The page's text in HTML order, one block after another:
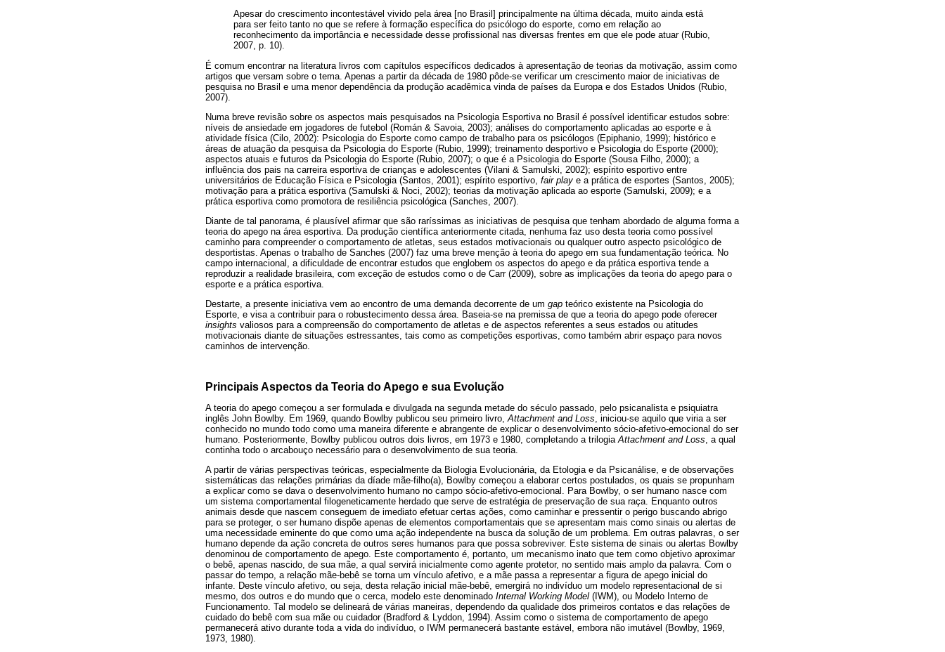
Apesar do crescimento incontestável vivido pela área [no Brasil] principalmente na última década, muito ainda está
para ser feito tanto no que se refere à formação específica do psicólogo do esporte, como em relação ao
reconhecimento da importância e necessidade desse profissional nas diversas frentes em que ele pode atuar (Rubio,
2007, p. 10).
É comum encontrar na literatura livros com capítulos específicos dedicados à apresentação de teorias da motivação, assim como
artigos que versam sobre o tema. Apenas a partir da década de 1980 pôde-se verificar um crescimento maior de iniciativas de
pesquisa no Brasil e uma menor dependência da produção acadêmica vinda de países da Europa e dos Estados Unidos (Rubio,
2007).
Numa breve revisão sobre os aspectos mais pesquisados na Psicologia Esportiva no Brasil é possível identificar estudos sobre:
níveis de ansiedade em jogadores de futebol (Román & Savoia, 2003); análises do comportamento aplicadas ao esporte e à
atividade física (Cilo, 2002): Psicologia do Esporte como campo de trabalho para os psicólogos (Epiphanio, 1999); histórico e
áreas de atuação da pesquisa da Psicologia do Esporte (Rubio, 1999); treinamento desportivo e Psicologia do Esporte (2000);
aspectos atuais e futuros da Psicologia do Esporte (Rubio, 2007); o que é a Psicologia do Esporte (Sousa Filho, 2000); a
influência dos pais na carreira esportiva de crianças e adolescentes (Vilani & Samulski, 2002); espírito esportivo entre
universitários de Educação Física e Psicologia (Santos, 2001); espírito esportivo, fair play e a prática de esportes (Santos, 2005);
motivação para a prática esportiva (Samulski & Noci, 2002); teorias da motivação aplicada ao esporte (Samulski, 2009); e a
prática esportiva como promotora de resiliência psicológica (Sanches, 2007).
Diante de tal panorama, é plausível afirmar que são raríssimas as iniciativas de pesquisa que tenham abordado de alguma forma a
teoria do apego na área esportiva. Da produção científica anteriormente citada, nenhuma faz uso desta teoria como possível
caminho para compreender o comportamento de atletas, seus estados motivacionais ou qualquer outro aspecto psicológico de
desportistas. Apenas o trabalho de Sanches (2007) faz uma breve menção à teoria do apego em sua fundamentação teórica. No
campo internacional, a dificuldade de encontrar estudos que englobem os aspectos do apego e da prática esportiva tende a
reproduzir a realidade brasileira, com exceção de estudos como o de Carr (2009), sobre as implicações da teoria do apego para o
esporte e a prática esportiva.
Destarte, a presente iniciativa vem ao encontro de uma demanda decorrente de um gap teórico existente na Psicologia do
Esporte, e visa a contribuir para o robustecimento dessa área. Baseia-se na premissa de que a teoria do apego pode oferecer
insights valiosos para a compreensão do comportamento de atletas e de aspectos referentes a seus estados ou atitudes
motivacionais diante de situações estressantes, tais como as competições esportivas, como também abrir espaço para novos
caminhos de intervenção.
Principais Aspectos da Teoria do Apego e sua Evolução
A teoria do apego começou a ser formulada e divulgada na segunda metade do século passado, pelo psicanalista e psiquiatra
inglês John Bowlby. Em 1969, quando Bowlby publicou seu primeiro livro, Attachment and Loss , iniciou-se aquilo que viria a ser
conhecido no mundo todo como uma maneira diferente e abrangente de explicar o desenvolvimento sócio-afetivo-emocional do ser
humano. Posteriormente, Bowlby publicou outros dois livros, em 1973 e 1980, completando a trilogia Attachment and Loss , a qual
continha todo o arcabouço necessário para o desenvolvimento de sua teoria.
A partir de várias perspectivas teóricas, especialmente da Biologia Evolucionária, da Etologia e da Psicanálise, e de observações
sistemáticas das relações primárias da díade mãe-filho(a), Bowlby começou a elaborar certos postulados, os quais se propunham
a explicar como se dava o desenvolvimento humano no campo sócio-afetivo-emocional. Para Bowlby, o ser humano nasce com
um sistema comportamental filogeneticamente herdado que serve de estratégia de preservação de sua raça. Enquanto outros
animais desde que nascem conseguem de imediato efetuar certas ações, como caminhar e pressentir o perigo buscando abrigo
para se proteger, o ser humano dispõe apenas de elementos comportamentais que se apresentam mais como sinais ou alertas de
uma necessidade eminente do que como uma ação independente na busca da solução de um problema. Em outras palavras, o ser
humano depende da ação concreta de outros seres humanos para que possa sobreviver. Este sistema de sinais ou alertas Bowlby
denominou de comportamento de apego. Este comportamento é, portanto, um mecanismo inato que tem como objetivo aproximar
o bebê, apenas nascido, de sua mãe, a qual servirá inicialmente como agente protetor, no sentido mais amplo da palavra. Com o
passar do tempo, a relação mãe-bebê se torna um vínculo afetivo, e a mãe passa a representar a figura de apego inicial do
infante. Deste vínculo afetivo, ou seja, desta relação inicial mãe-bebê, emergirá no indivíduo um modelo representacional de si
mesmo, dos outros e do mundo que o cerca, modelo este denominado Internal Working Model (IWM), ou Modelo Interno de
Funcionamento. Tal modelo se delineará de várias maneiras, dependendo da qualidade dos primeiros contatos e das relações de
cuidado do bebê com sua mãe ou cuidador (Bradford & Lyddon, 1994). Assim como o sistema de comportamento de apego
permanecerá ativo durante toda a vida do indivíduo, o IWM permanecerá bastante estável, embora não imutável (Bowlby, 1969,
1973, 1980).